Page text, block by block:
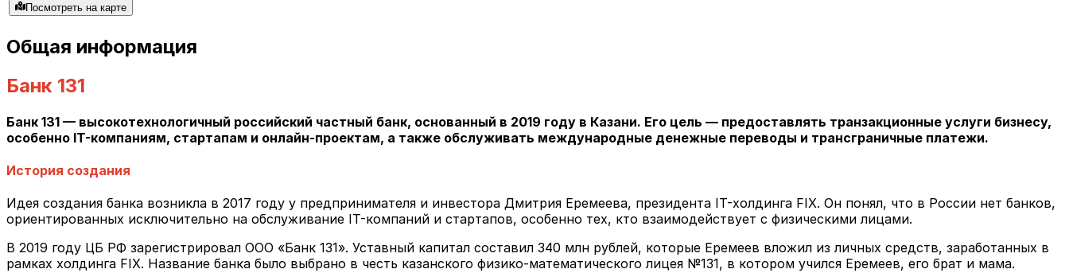
Посмотреть на карте
Общая информация
Банк 131
Банк 131 — высокотехнологичный российский частный банк, основанный в 2019 году в Казани. Его цель — предоставлять транзакционные услуги бизнесу,
особенно IT-компаниям, стартапам и онлайн-проектам, а также обслуживать международные денежные переводы и трансграничные платежи.
История создания
Идея создания банка возникла в 2017 году у предпринимателя и инвестора Дмитрия Еремеева, президента IT-холдинга FIX. Он понял, что в России нет банков,
ориентированных исключительно на обслуживание IT-компаний и стартапов, особенно тех, кто взаимодействует с физическими лицами.
В 2019 году ЦБ РФ зарегистрировал ООО «Банк 131». Уставный капитал составил 340 млн рублей, которые Еремеев вложил из личных средств, заработанных в
рамках холдинга FIX. Название банка было выбрано в честь казанского физико-математического лицея №131, в котором учился Еремеев, его брат и мама.